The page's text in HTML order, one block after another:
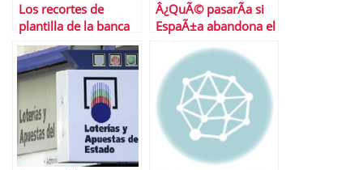
Los recortes de
plantilla de la banca
mundial
Â¿QuÃ© pasarÃ­a si
EspaÃ±a abandona el